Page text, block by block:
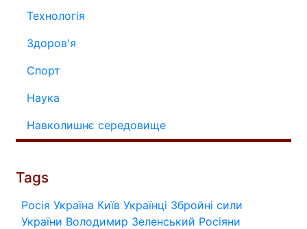
Технологія
Здоров'я
Спорт
Наука
Навколишнє середовище
Tags
Росія Україна Київ Українці Збройні сили
України Володимир Зеленський Росіяни